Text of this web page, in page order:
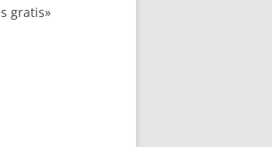
gratis»